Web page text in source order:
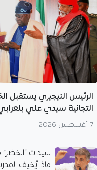
الرئيس النيجيري يستقبل
التجانية سيدي علي
7 أغسطس 2026
سيدات “الخضر”
ماذا يُخيف